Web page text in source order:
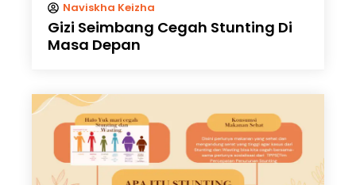
Naviskha Keizha
Gizi Seimbang Cegah Stunting Di
Masa Depan